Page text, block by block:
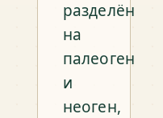
разделён
на
палеоген
и
неоген,